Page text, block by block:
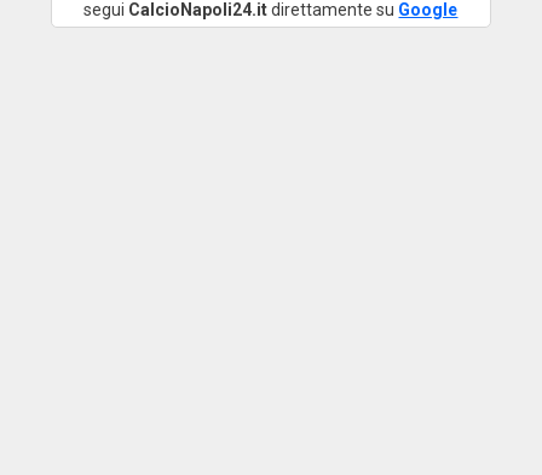
segui CalcioNapoli24.itdirettamente su Google